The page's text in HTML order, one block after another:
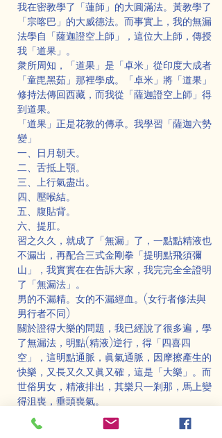
我在密教學了「蓮師」的大圓滿法。黃教學了
「宗喀巴」的大威德法。而事實上，我的無漏
法學自「薩迦證空上師」，這位大上師，傳授
我「道果」。
衆所周知，「道果」是「卓米」從印度大成者
「童毘黑茹」那裡學成。「卓米」將「道果」
修持法傳回西藏，而我從「薩迦證空上師」得
到道果。
「道果」正是花教的傳承。我學習「薩迦六勢
變」
一、日月朝天。
二、舌抵上顎。
三、上行氣盡出。
四、壓喉結。
五、腹貼背。
六、提肛。
習之久久，就成了「無漏」了，一點點精液也
不漏出，再配合三式金剛拳「提明點飛須彌
山」，我實實在在告訴大家，我完完全全證明
了「無漏法」。
男的不漏精。女的不漏經血。(女行者修法與
男行者不同)
關於證得大樂的問題，我已經說了很多遍，學
了無漏法，明點(精液)逆行，得「四喜四
空」，這明點通脈，眞氣通脈，因摩擦產生的
快樂，又長又久又眞又確，這是「大樂」。而
世俗男女，精液排出，其樂只一剎那，馬上變
得沮喪，垂頭喪氣。
我個人認爲那不是樂，反而是一種空虛的
「苦」，發洩過後，如洩了氣的皮球。我得了